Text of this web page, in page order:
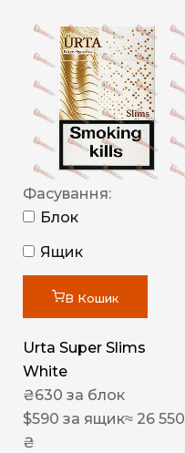
Фасування:
Блок
Ящик
В Кошик
Urta Super Slims
White
₴630 за блок
$590 за ящик≈ 26 550
₴